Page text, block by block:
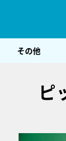
その他
ピ